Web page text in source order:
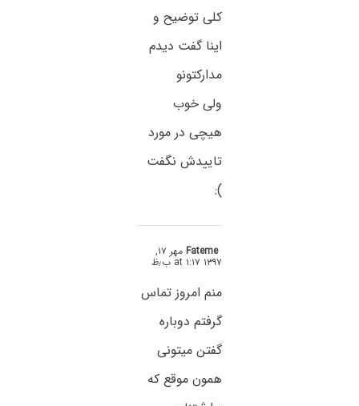
کلی توضیح و
اینا گفت دیدم
مدارکتونو
ولی خوب
هیچی در مورد
تاییدش نگفت
):
Fateme مهر ۱۷,
۱۳۹۷ at ۱:۱۷ ب٫ظ
منم امروز تماس
گرفتم دوباره
گفتن میتونی
همون موقع که